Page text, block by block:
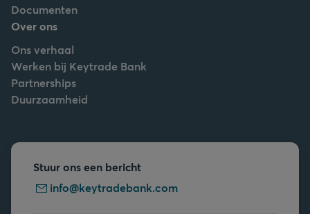
Documenten
Over ons
Ons verhaal
Werken bij Keytrade Bank
Partnerships
Duurzaamheid
Stuur ons een bericht
info@keytradebank.com